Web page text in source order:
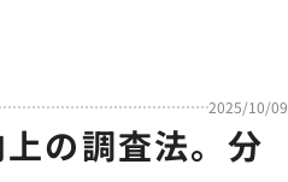
2025/10/09
の調査法。分